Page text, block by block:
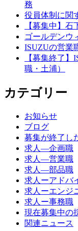
務
役員体制に関
【募集中】石
ゴールデンウ
ISUZUの営業
【募集終了
職・土浦）
カテゴリー
お知らせ
ブログ
募集が終了し
求人―企画職
求人―営業職
求人―部品職
求人ーアドバ
求人ーエンジ
求人ー事務職
現在募集中の
関連ニュース